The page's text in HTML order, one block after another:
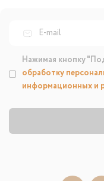
Нажимая кнопку
обработку
информационных и